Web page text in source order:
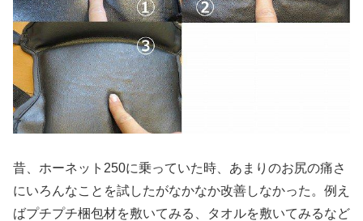
昔、ホーネット250に乗っていた時、あまりのお尻の痛さ
にいろんなことを試したがなかなか改善しなかった。例え
ばプチプチ梱包材を敷いてみる、タオルを敷いてみるなど